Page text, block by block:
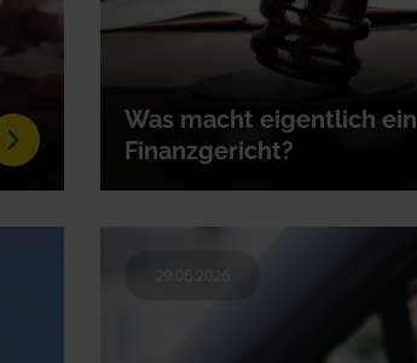
Was macht eigentlich ein
Finanzgericht?
29.06.2026